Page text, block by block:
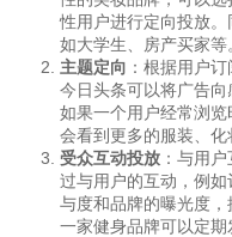
性用户进行定向投放。
如大学生、房产买家等
主题定向 ：根据用户
今日头条可以将广告向
如果一个用户经常浏
会看到更多的服装、化
受众互动投放 ：与用
过与用户的互动，例
与度和品牌的曝光度，
一家健身品牌可以定